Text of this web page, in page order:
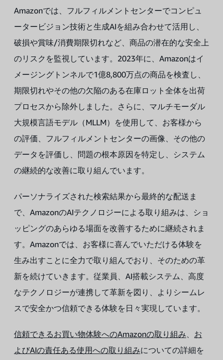
Amazonでは、フルフィルメントセンターでコンピュ
ータービジョン技術と生成AIを組み合わせて活用し、
破損や賞味/消費期限切れなど、商品の潜在的な安全上
のリスクを監視しています。2023年に、Amazonはイ
メージングトンネルで1億8,800万点の商品を検査し、
期限切れやその他の欠陥のある在庫ロット全体を出荷
プロセスから除外しました。さらに、マルチモーダル
大規模言語モデル（MLLM）を使用して、お客様から
の評価、フルフィルメントセンターの画像、その他の
データを評価し、問題の根本原因を特定し、システム
の継続的な改善に取り組んでいます。
パーソナライズされた検索結果から最終的な配送ま
で、AmazonのAIテクノロジーによる取り組みは、ショ
ッピングのあらゆる場面を改善するために継続されま
す。Amazonでは、お客様に喜んでいただける体験を
生み出すことに全力で取り組んでおり、そのための革
新を続けていきます。従業員、AI搭載システム、高度
なテクノロジーが連携して革新を図り、よりシームレ
スで安全かつ信頼できる体験を日々実現しています。
信頼できるお買い物体験へのAmazonの取り組み
お
よびAIの責任ある使用への取り組みについての詳細を